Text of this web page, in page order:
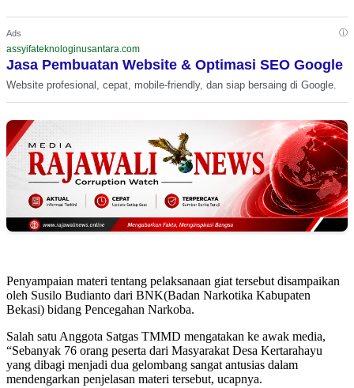
Ads ⓘ
assyifateknologinusantara.com
Jasa Pembuatan Website & Optimasi SEO Google
Website profesional, cepat, mobile-friendly, dan siap bersaing di Google.
Penyampaian materi tentang pelaksanaan giat tersebut disampaikan
oleh Susilo Budianto dari BNK(Badan Narkotika Kabupaten
Bekasi) bidang Pencegahan Narkoba.
Salah satu Anggota Satgas TMMD mengatakan ke awak media,
“Sebanyak 76 orang peserta dari Masyarakat Desa Kertarahayu
yang dibagi menjadi dua gelombang sangat antusias dalam
mendengarkan penjelasan materi tersebut, ucapnya.